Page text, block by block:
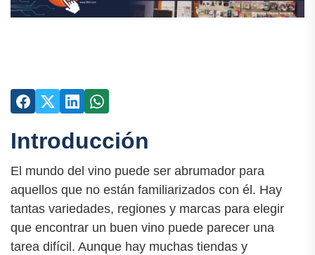
Introducción
El mundo del vino puede ser abrumador para
aquellos que no están familiarizados con él. Hay
tantas variedades, regiones y marcas para elegir
que encontrar un buen vino puede parecer una
tarea difícil. Aunque hay muchas tiendas y